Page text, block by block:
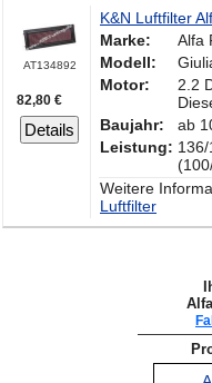
AT134892
82,80 €
Details
K&N Luftfilter
Marke:
Alfa
Modell:
Motor:
2.2
Baujahr:
ab
Leistung:
Weitere
Luftfilter